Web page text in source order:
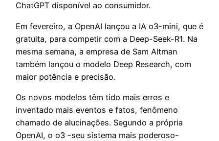
ChatGPT disponível ao consumidor.
Em fevereiro, a OpenAI lançou a IA o3-mini, que é
gratuita, para competir com a Deep-Seek-R1. Na
mesma semana, a empresa de Sam Altman
também lançou o modelo Deep Research, com
maior potência e precisão.
Os novos modelos têm tido mais erros e
inventado mais eventos e fatos, fenômeno
chamado de alucinações. Segundo a própria
OpenAI, o o3 -seu sistema mais poderoso-